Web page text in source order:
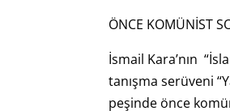
ÖNCE KOMÜNİST
İsmail Kara’nın
tanışma serüveni
peşinde önce